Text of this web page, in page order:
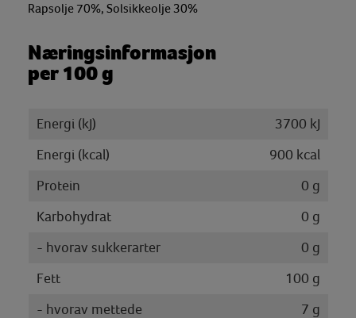
Rapsolje 70%, Solsikkeolje 30%
Næringsinformasjon
per 100 g
Energi (kJ)
3700 kJ
Energi (kcal)
900 kcal
Protein
0 g
Karbohydrat
0 g
- hvorav sukkerarter
0 g
Fett
100 g
- hvorav mettede
7 g